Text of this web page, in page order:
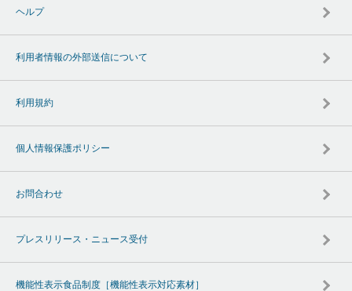
ヘルプ
利用者情報の外部送信について
利用規約
個人情報保護ポリシー
お問合わせ
プレスリリース・ニュース受付
機能性表示食品制度［機能性表示対応素材］